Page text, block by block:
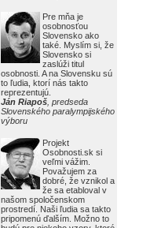
Pre mňa je
osobnosťou
Slovensko ako
také. Myslím si, že
Slovensko si
zaslúži titul
osobnosti. A na Slovensku sú
to ľudia, ktorí nás takto
reprezentujú.
Ján Riapoš , predseda
Slovenského paralympijského
výboru
Projekt
Osobnosti.sk si
veľmi vážim.
Považujem za
dobré, že vznikol a
že sa etabloval v
našom spoločenskom
prostredí. Naši ľudia sa takto
pripomenú ďalším. Možno to